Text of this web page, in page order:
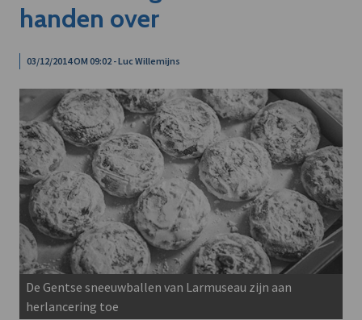
handen over
03/12/2014 OM 09:02 - Luc Willemijns
De Gentse sneeuwballen van Larmuseau zijn aan
herlancering toe